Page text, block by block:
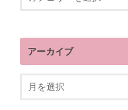
アーカイブ